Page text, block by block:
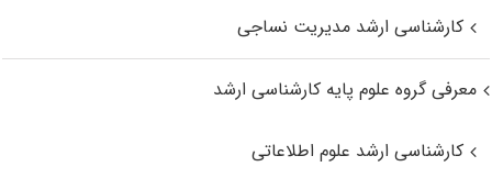
کارشناسی ارشد مدیریت نساجی
معرفی گروه علوم پایه کارشناسی ارشد
کارشناسی ارشد علوم اطلاعاتی